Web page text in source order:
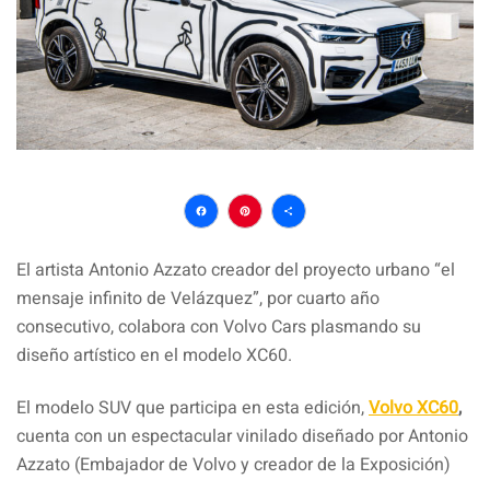
Facebook
Pinterest
Compartir
El artista Antonio Azzato creador del proyecto urbano “el
mensaje infinito de Velázquez”, por cuarto año
consecutivo, colabora con Volvo Cars plasmando su
diseño artístico en el modelo XC60.
El modelo SUV que participa en esta edición,Volvo XC60,
cuenta con un espectacular vinilado diseñado por Antonio
Azzato (Embajador de Volvo y creador de la Exposición)